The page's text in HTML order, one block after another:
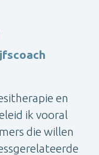
en
ik vooral
die willen